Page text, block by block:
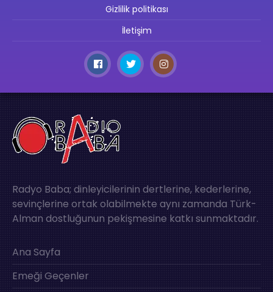
Gizlilik politikası
İletişim
Radyo Baba; dinleyicilerinin dertlerine, kederlerine,
sevinçlerine ortak olabilmekte aynı zamanda Türk-
Alman dostluğunun pekişmesine katkı sunmaktadır.
Ana Sayfa
Emeği Geçenler